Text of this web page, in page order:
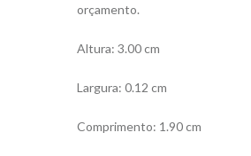
orçamento.
Altura: 3.00 cm
Largura: 0.12 cm
Comprimento: 1.90 cm